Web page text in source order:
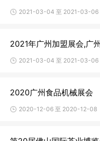
2021-03-04 至 2021-03-06
2021年广州加盟展会,广
2021-03-04 至 2021-03-06
2020广州食品机械展会
2020-12-06 至 2020-12-08